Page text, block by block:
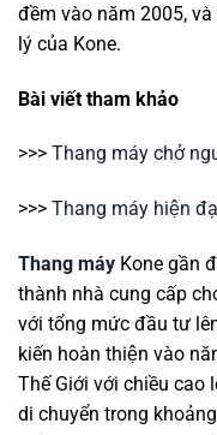
đềm vào năm 2005,
lý của Kone.
Bài viết tham khảo
>>> Thang máy chở
>>> Thang máy hiện
Thang máy Kone gần
thành nhà cung cấp
với tổng mức đầu tư
kiến hoàn thiện vào
Thế Giới với chiều cao
di chuyển trong